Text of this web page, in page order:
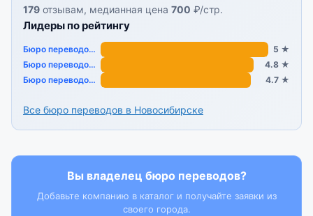
179 отзывам, медианная цена 700 ₽/стр.
Лидеры по рейтингу
Бюро переводов «АК Йорт»
5 ★
Бюро переводов «Переводим. ОРГ»
4.8 ★
Бюро переводов «Языки планеты Земля»
4.7 ★
Все бюро переводов в Новосибирске
Вы владелец бюро переводов?
Добавьте компанию в каталог и получайте заявки из
своего города.